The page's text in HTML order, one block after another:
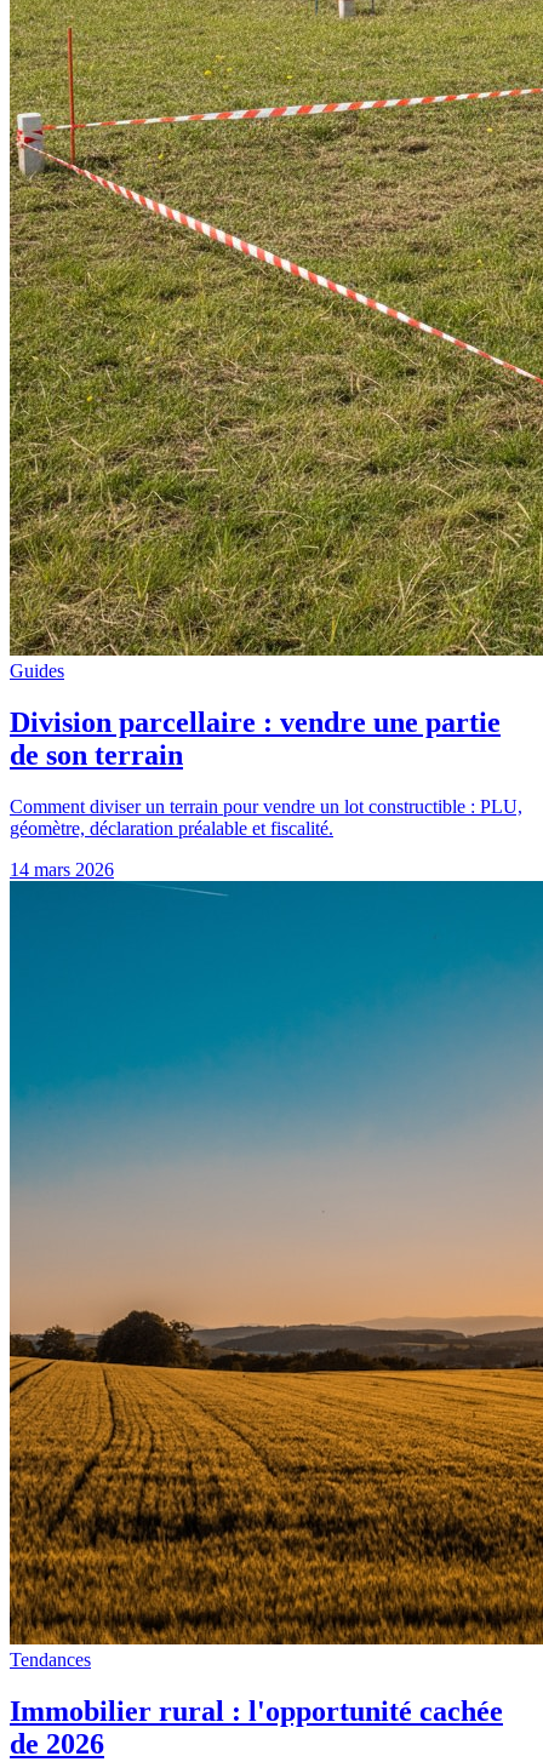
Guides
Division parcellaire : vendre une partie
de son terrain
Comment diviser un terrain pour vendre un lot constructible : PLU,
géomètre, déclaration préalable et fiscalité.
14 mars 2026
Tendances
Immobilier rural : l'opportunité cachée
de 2026